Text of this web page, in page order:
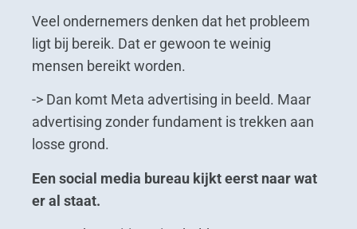
Veel ondernemers denken dat het probleem
ligt bij bereik. Dat er gewoon te weinig
mensen bereikt worden.
-> Dan komt Meta advertising in beeld. Maar
advertising zonder fundament is trekken aan
losse grond.
Een social media bureau kijkt eerst naar wat
er al staat.